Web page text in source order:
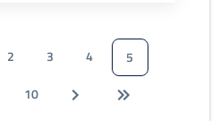
2 3 4
5
10